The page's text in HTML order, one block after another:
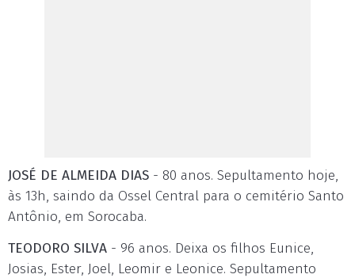
JOSÉ DE ALMEIDA DIAS - 80 anos. Sepultamento hoje,
às 13h, saindo da Ossel Central para o cemitério Santo
Antônio, em Sorocaba.
TEODORO SILVA - 96 anos. Deixa os filhos Eunice,
Josias, Ester, Joel, Leomir e Leonice. Sepultamento